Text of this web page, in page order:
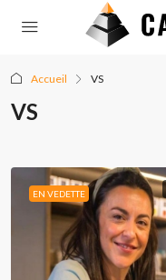
Accueil VS
VS
EN VEDETTE